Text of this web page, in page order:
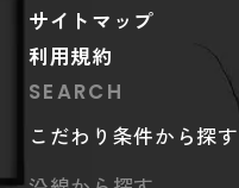
サイトマップ
利用規約
SEARCH
こだわり条件から探す